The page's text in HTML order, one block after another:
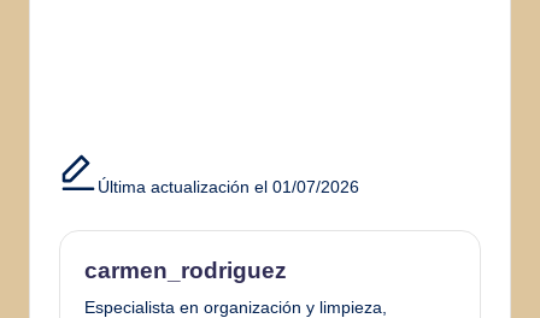
Última actualización el 01/07/2026
carmen_rodriguez
Especialista en organización y limpieza,